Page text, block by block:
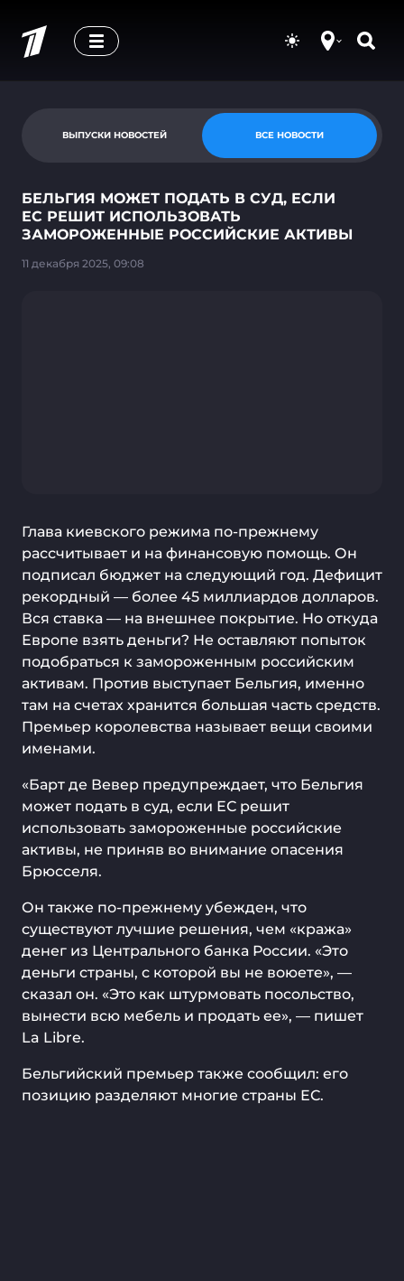
ВЫПУСКИ НОВОСТЕЙ ВСЕ НОВОСТИ
БЕЛЬГИЯ МОЖЕТ ПОДАТЬ В СУД, ЕСЛИ
ЕС РЕШИТ ИСПОЛЬЗОВАТЬ
ЗАМОРОЖЕННЫЕ РОССИЙСКИЕ АКТИВЫ
11 декабря 2025, 09:08
Глава киевского режима по-прежнему
рассчитывает и на финансовую помощь. Он
подписал бюджет на следующий год. Дефицит
рекордный — более 45 миллиардов долларов.
Вся ставка — на внешнее покрытие. Но откуда
Европе взять деньги? Не оставляют попыток
подобраться к замороженным российским
активам. Против выступает Бельгия, именно
там на счетах хранится большая часть средств.
Премьер королевства называет вещи своими
именами.
«Барт де Вевер предупреждает, что Бельгия
может подать в суд, если ЕС решит
использовать замороженные российские
активы, не приняв во внимание опасения
Брюсселя.
Он также по-прежнему убежден, что
существуют лучшие решения, чем «кража»
денег из Центрального банка России. «Это
деньги страны, с которой вы не воюете», —
сказал он. «Это как штурмовать посольство,
вынести всю мебель и продать ее», — пишет
La Libre.
Бельгийский премьер также сообщил: его
позицию разделяют многие страны ЕС.